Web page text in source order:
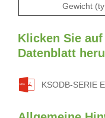
Gewicht
Klicken Sie
Datenblatt
KSODB-SERIE